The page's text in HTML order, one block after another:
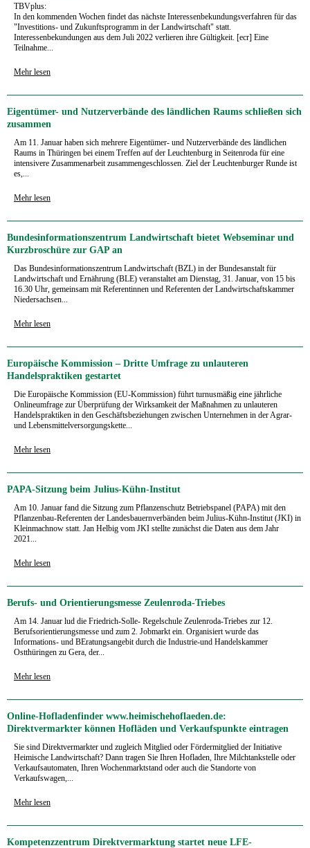
TBVplus:
In den kommenden Wochen findet das nächste Interessenbekundungsverfahren für das
"Investitions- und Zukunftsprogramm in der Landwirtschaft" statt.
Interessenbekundungen aus dem Juli 2022 verlieren ihre Gültigkeit. [ecr] Eine
Teilnahme...
Mehr lesen
Eigentümer- und Nutzerverbände des ländlichen Raums schließen sich
zusammen
Am 11. Januar haben sich mehrere Eigentümer- und Nutzerverbände des ländlichen
Raums in Thüringen bei einem Treffen auf der Leuchtenburg in Seitenroda für eine
intensivere Zusammenarbeit zusammengeschlossen. Ziel der Leuchtenburger Runde ist
es,...
Mehr lesen
Bundesinformationszentrum Landwirtschaft bietet Webseminar und
Kurzbroschüre zur GAP an
Das Bundesinformationszentrum Landwirtschaft (BZL) in der Bundesanstalt für
Landwirtschaft und Ernährung (BLE) veranstaltet am Dienstag, 31. Januar, von 15 bis
16.30 Uhr, gemeinsam mit Referentinnen und Referenten der Landwirtschaftskammer
Niedersachsen...
Mehr lesen
Europäische Kommission – Dritte Umfrage zu unlauteren
Handelspraktiken gestartet
Die Europäische Kommission (EU-Kommission) führt turnusmäßig eine jährliche
Onlineumfrage zur Überprüfung der Wirksamkeit der Maßnahmen zu unlauteren
Handelspraktiken in den Geschäftsbeziehungen zwischen Unternehmen in der Agrar-
und Lebensmittelversorgungskette...
Mehr lesen
PAPA-Sitzung beim Julius-Kühn-Institut
Am 10. Januar fand die Sitzung zum Pflanzenschutz Betriebspanel (PAPA) mit den
Pflanzenbau-Referenten der Landesbauernverbänden beim Julius-Kühn-Institut (JKI) in
Kleinmachnow statt. Jan Helbig vom JKI stellte zunächst die Daten aus dem Jahr
2021...
Mehr lesen
Berufs- und Orientierungsmesse Zeulenroda-Triebes
Am 14. Januar lud die Friedrich-Solle- Regelschule Zeulenroda-Triebes zur 12.
Berufsorientierungsmesse und zum 2. Jobmarkt ein. Organisiert wurde das
Informations- und BEratungsangebit durch die Industrie-und Handelskammer
Ostthüringen zu Gera, der...
Mehr lesen
Online-Hofladenfinder www.heimischehoflaeden.de:
Direktvermarkter können Hofläden und Verkaufspunkte eintragen
Sie sind Direktvermarkter und zugleich Mitglied oder Fördermitglied der Initiative
Heimische Landwirtschaft? Dann tragen Sie Ihren Hofladen, Ihre Milchtankstelle oder
Verkaufsautomaten, Ihren Wochenmarktstand oder auch die Standorte von
Verkaufswagen,...
Mehr lesen
Kompetenzzentrum Direktvermarktung startet neue LFE-